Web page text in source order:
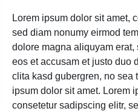
Lorem ipsum dolor sit amet,
sed diam nonumy eirmod
dolore magna aliquyam
eos et accusam et justo duo
clita kasd gubergren, no sea
ipsum dolor sit amet. Lorem
consetetur sadipscing elitr,